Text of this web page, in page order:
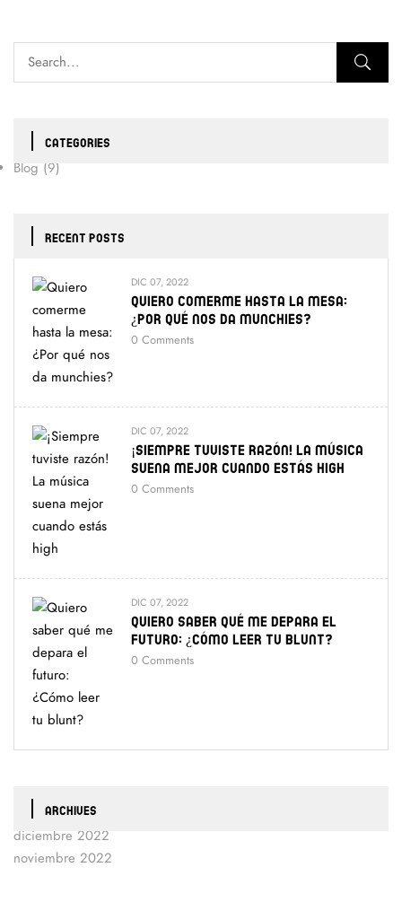
CATEGORIES
Blog (9)
RECENT POSTS
DIC 07, 2022
Quiero Comerme Hasta La Mesa:
¿Por Qué Nos Da Munchies?
0 Comments
DIC 07, 2022
¡Siempre Tuviste Razón! La Música
Suena Mejor Cuando Estás High
0 Comments
DIC 07, 2022
Quiero Saber Qué Me Depara El
Futuro: ¿Cómo Leer Tu Blunt?
0 Comments
ARCHIVES
diciembre 2022
noviembre 2022